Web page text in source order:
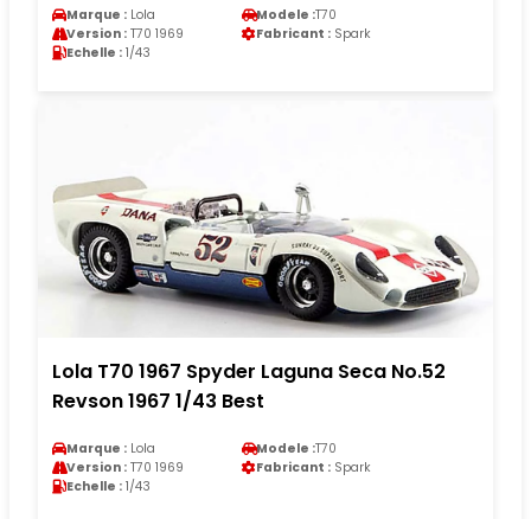
Marque : Lola Modele :T70
Version : T70 1969 Fabricant : Spark
Echelle : 1/43
Lola T70 1967 Spyder Laguna Seca No.52
Revson 1967 1/43 Best
Marque : Lola Modele :T70
Version : T70 1969 Fabricant : Spark
Echelle : 1/43